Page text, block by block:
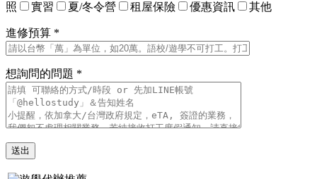
照
實習 夏/冬令營 租屋保險 優惠資訊 其他
進修預算 *
想詢問的問題 *